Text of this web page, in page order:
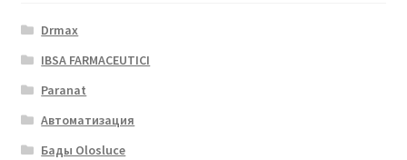
Drmax
IBSA FARMACEUTICI
Paranat
Автоматизация
Бады Olosluce